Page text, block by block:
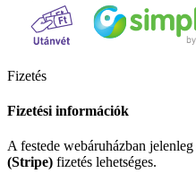
Fizetés
Fizetési információk
A festede webáruházban jelenleg
(Stripe) fizetés lehetséges.